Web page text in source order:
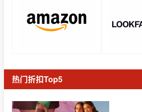
热门折扣Top5